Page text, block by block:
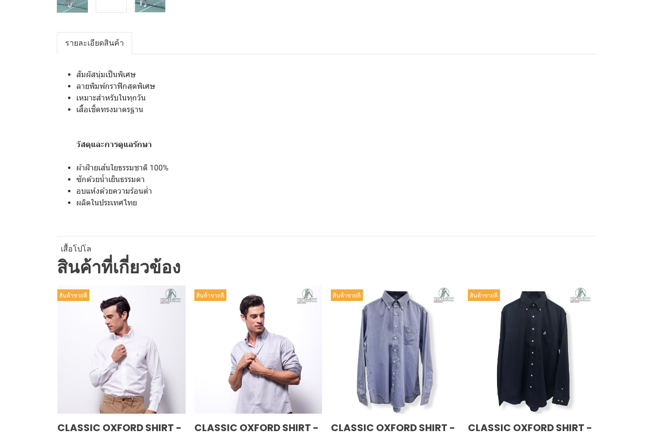
รายละเอียดสินค้า
สัมผัสนุ่มเป็นพิเศษ
ลายพิมพ์กราฟิกสุดพิเศษ
เหมาะสำหรับในทุกวัน
เสื้อเชิ้ตทรงมาตรฐาน
วัสดุและการดูแลรักษา
ผ้าฝ้ายเส้นใยธรรมชาติ 100%
ซักด้วยน้ำเย็นธรรมดา
อบแห้งด้วยความร้อนต่ำ
ผลิตในประเทศไทย
เสื้อโปโล
สินค้าที่เกี่ยวข้อง
สินค้าขายดี
CLASSIC OXFORD SHIRT -
สินค้าขายดี
CLASSIC OXFORD SHIRT -
สินค้าขายดี
CLASSIC OXFORD SHIRT -
สินค้าขายดี
CLASSIC OXFORD SHIRT -